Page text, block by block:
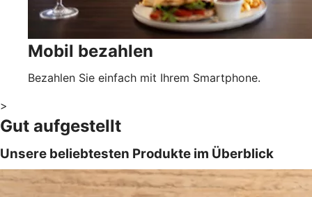
Mobil bezahlen
Bezahlen Sie einfach mit Ihrem Smartphone.
>
Gut aufgestellt
Unsere beliebtesten Produkte im Überblick